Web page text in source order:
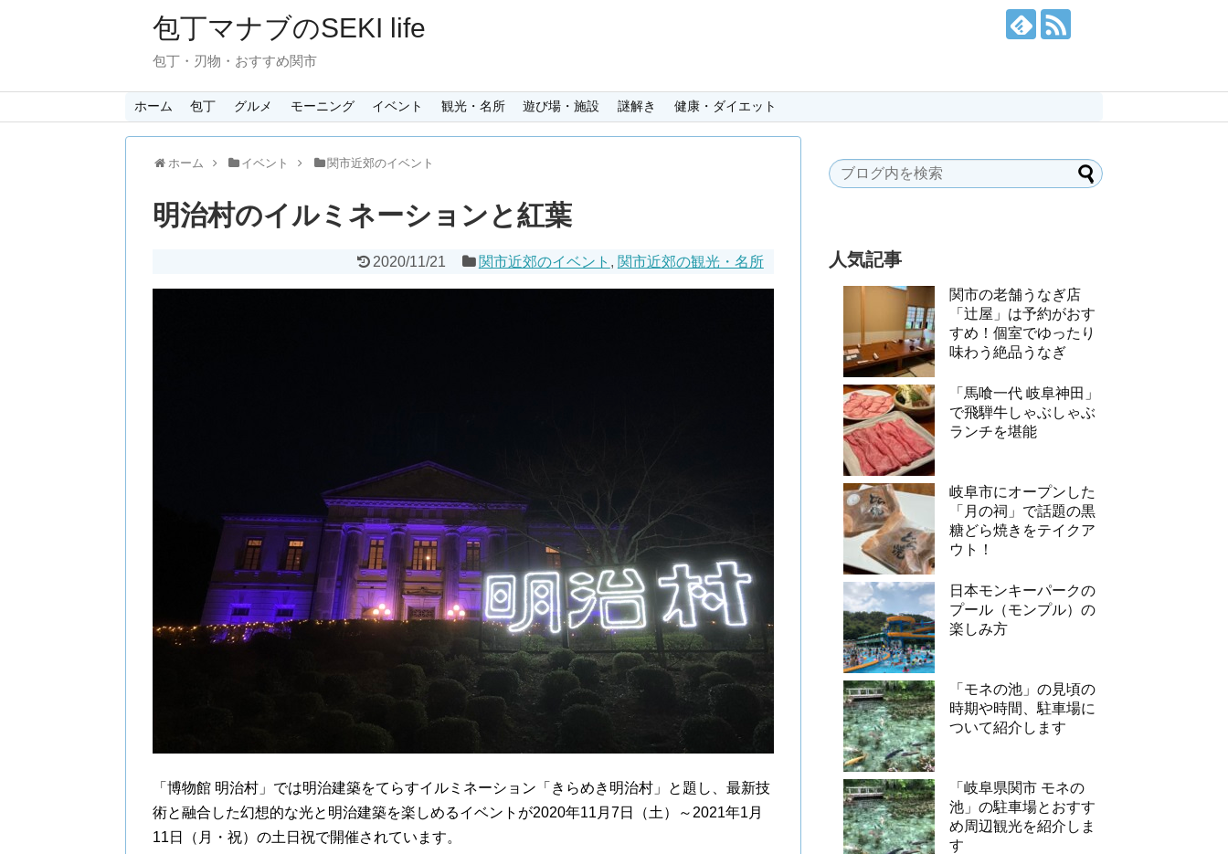
包丁マナブのSEKI life
包丁・刃物・おすすめ関市
ホーム 包丁 グルメ モーニング イベント 観光・名所 遊び場・施設 謎解き 健康・ダイエット
ホーム イベント 関市近郊のイベント
明治村のイルミネーションと紅葉
2020/11/21 関市近郊のイベント , 関市近郊の観光・名所
「博物館 明治村」では明治建築をてらすイルミネーション「きらめき明治村」と題し、最新技
術と融合した幻想的な光と明治建築を楽しめるイベントが2020年11月7日（土）～2021年1月
11日（月・祝）の土日祝で開催されています。
人気記事
関市の老舗うなぎ店
「辻屋」は予約がおす
すめ！個室でゆったり
味わう絶品うなぎ
「馬喰一代 岐阜神田」
で飛騨牛しゃぶしゃぶ
ランチを堪能
岐阜市にオープンした
「月の祠」で話題の黒
糖どら焼きをテイクア
ウト！
日本モンキーパークの
プール（モンプル）の
楽しみ方
「モネの池」の見頃の
時期や時間、駐車場に
ついて紹介します
「岐阜県関市 モネの
池」の駐車場とおすす
め周辺観光を紹介しま
す